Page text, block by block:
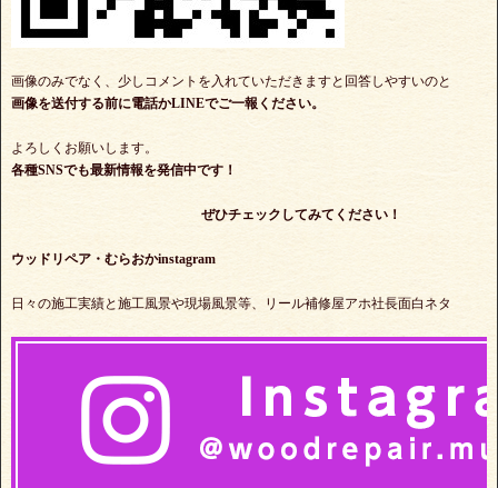
画像のみでなく、少しコメントを入れていただきますと回答しやすいのと
画像を送付する前に電話かLINEでご一報ください。
よろしくお願いします。
各種SNSでも最新情報を発信中です！
ぜひチェックしてみてください！
ウッドリペア・むらおかinstagram
日々の施工実績と施工風景や現場風景等、リール補修屋アホ社長面白ネタ